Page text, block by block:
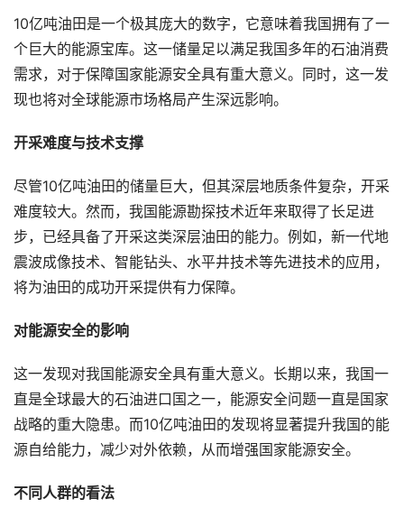
10亿吨油田是一个极其庞大的数字，它意味着我国拥有了一
个巨大的能源宝库。这一储量足以满足我国多年的石油消费
需求，对于保障国家能源安全具有重大意义。同时，这一发
现也将对全球能源市场格局产生深远影响。
开采难度与技术支撑
尽管10亿吨油田的储量巨大，但其深层地质条件复杂，开采
难度较大。然而，我国能源勘探技术近年来取得了长足进
步，已经具备了开采这类深层油田的能力。例如，新一代地
震波成像技术、智能钻头、水平井技术等先进技术的应用，
将为油田的成功开采提供有力保障。
对能源安全的影响
这一发现对我国能源安全具有重大意义。长期以来，我国一
直是全球最大的石油进口国之一，能源安全问题一直是国家
战略的重大隐患。而10亿吨油田的发现将显著提升我国的能
源自给能力，减少对外依赖，从而增强国家能源安全。
不同人群的看法